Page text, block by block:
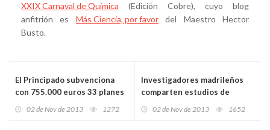
XXIX Carnaval de Química (Edición Cobre), cuyo blog
anfitrión es Más Ciencia, por favordel Maestro Hector
Busto.
El Principado subvenciona
con 755.000 euros 33 planes
municipales contra las
02 de Nov de 2013 1272
Investigadores madrileños
comparten estudios de
variedades hortícolas con
02 de Nov de 2013 1652